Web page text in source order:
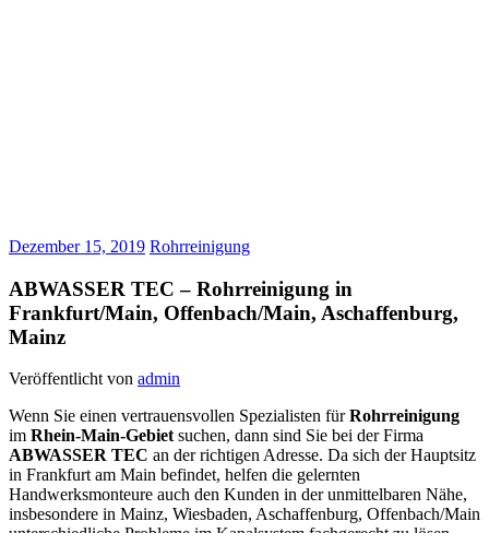
Dezember 15, 2019 Rohrreinigung
ABWASSER TEC – Rohrreinigung in
Frankfurt/Main, Offenbach/Main, Aschaffenburg,
Mainz
Veröffentlicht von admin
Wenn Sie einen vertrauensvollen Spezialisten fürRohrreinigung
im Rhein-Main-Gebietsuchen, dann sind Sie bei der Firma
ABWASSER TEC an der richtigen Adresse. Da sich der Hauptsitz
in Frankfurt am Main befindet, helfen die gelernten
Handwerksmonteure auch den Kunden in der unmittelbaren Nähe,
insbesondere in Mainz, Wiesbaden, Aschaffenburg, Offenbach/Main